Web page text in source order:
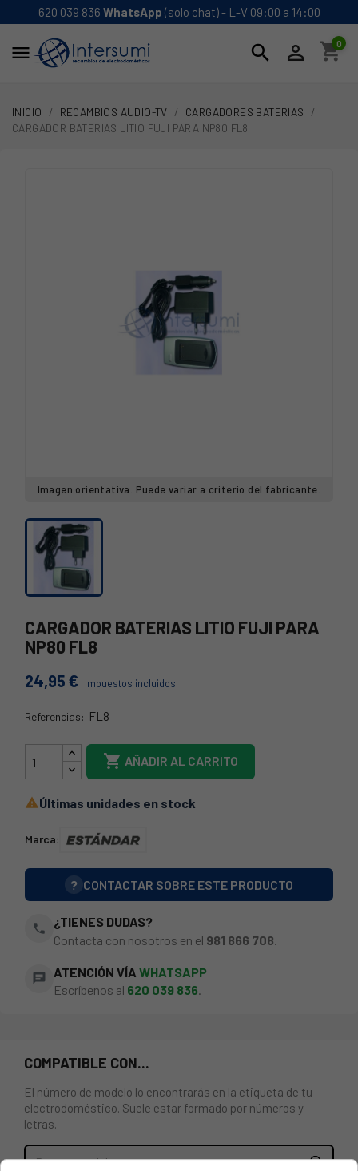
620 039 836 WhatsApp (solo chat) - L-V 09:00 a 14:00
 search  shopping_cart
0
INICIO RECAMBIOS AUDIO-TV
CARGADORES BATERIAS
CARGADOR BATERIAS LITIO FUJI PARA NP80 FL8
Imagen orientativa. Puede variar a criterio del fabricante.
CARGADOR BATERIAS LITIO FUJI PARA
NP80 FL8
24,95 € Impuestos incluidos
Referencias: FL8
CARGADOR-FL8
 AÑADIR AL CARRITO
Últimas unidades en stock
Marca:
? CONTACTAR SOBRE ESTE PRODUCTO
phone
¿TIENES DUDAS?
Contacta con nosotros en el 981 866 708
chat ATENCIÓN VÍA WHATSAPP
Escríbenos al 620 039 836.
COMPATIBLE CON...
El número de modelo lo encontrarás en la etiqueta de tu
electrodoméstico. Suele estar formado por números y
letras.